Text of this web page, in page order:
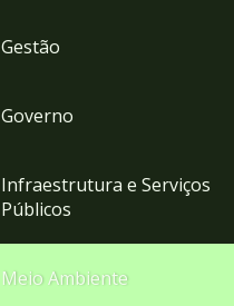
Gestão
Governo
Infraestrutura e Serviços
Públicos
Meio Ambiente